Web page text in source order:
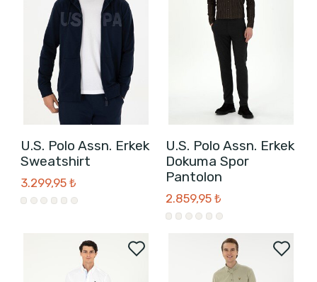
U.S. Polo Assn. Erkek
Sweatshirt
3.299,95 ₺
U.S. Polo Assn. Erkek
Dokuma Spor
Pantolon
2.859,95 ₺